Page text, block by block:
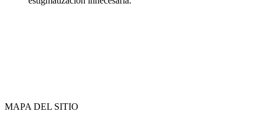
MAPA DEL SITIO